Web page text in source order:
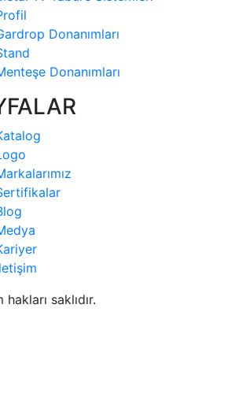
Donanımları
Donanımları
saklıdır.